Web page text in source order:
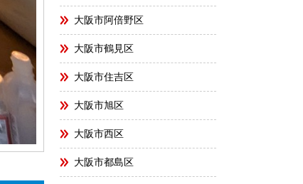
大阪市阿倍野区
大阪市鶴見区
大阪市住吉区
大阪市旭区
大阪市西区
大阪市都島区